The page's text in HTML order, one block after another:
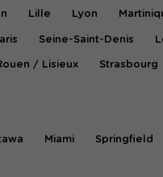
Lille Lyon
Seine-Saint-Denis
/ Lisieux Strasbourg
Miami Springfield